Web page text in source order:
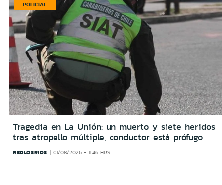
POLICIAL
Tragedia en La Unión: un muerto y siete heridos
tras atropello múltiple, conductor está prófugo
REDLOSRIOS 01/08/2026 - 11:46 HRS